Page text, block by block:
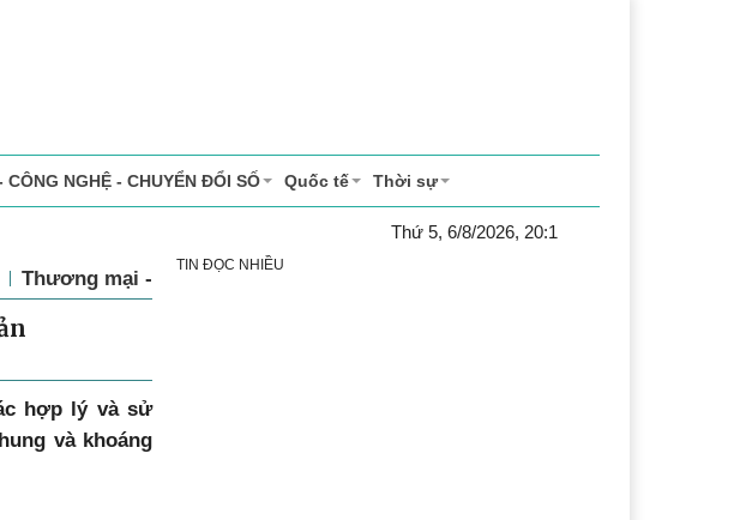
CÔNG NGHỆ - CHUYỂN ĐỔI SỐ Quốc tế Thời sự
Thứ 5, 6/8/2026, 20:1
Thương mại - Dịch vụ
hợp lý và sử
và khoáng
TIN ĐỌC NHIỀU